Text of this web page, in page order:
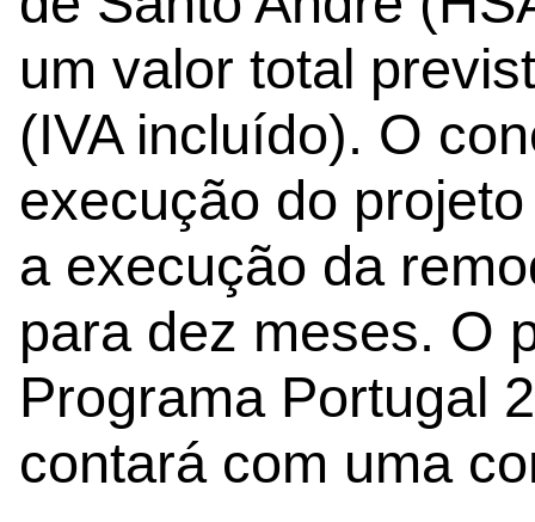
um valor total
(IVA incluído). O
execução do
a execução da
para dez meses. O
Programa Portugal
contará com uma